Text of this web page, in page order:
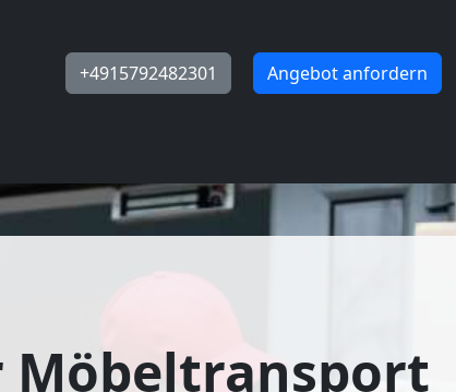
+4915792482301 Angebot anfordern
Möbeltransport